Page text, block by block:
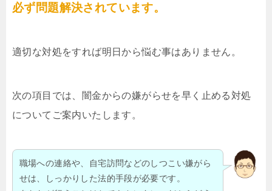
必ず問題解決されています。
適切な対処をすれば明日から悩む事はありません。
次の項目では、闇金からの嫌がらせを早く止める対処
についてご案内いたします。
職場への連絡や、自宅訪問などのしつこい嫌がら
せは、しっかりした法的手段が必要です。